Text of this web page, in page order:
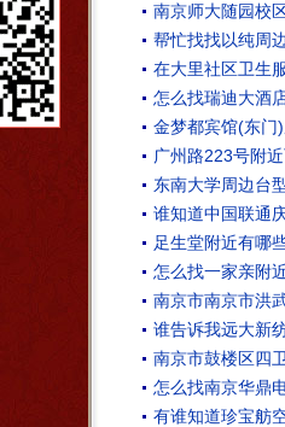
南京师大随园校
帮忙找找以纯周
在大里社区卫生
怎么找瑞迪大酒
金梦都宾馆(东门
广州路223号附
东南大学周边台
谁知道中国联通
足生堂附近有哪
怎么找一家亲附
南京市南京市洪
谁告诉我远大新
南京市鼓楼区四
怎么找南京华鼎
有谁知道珍宝舫